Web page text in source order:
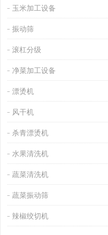
玉米加工设备
振动筛
滚杠分级
净菜加工设备
漂烫机
风干机
杀青漂烫机
水果清洗机
蔬菜清洗机
蔬菜振动筛
辣椒绞切机